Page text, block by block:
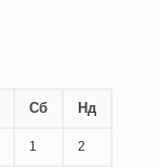
Сб Нд
1 2